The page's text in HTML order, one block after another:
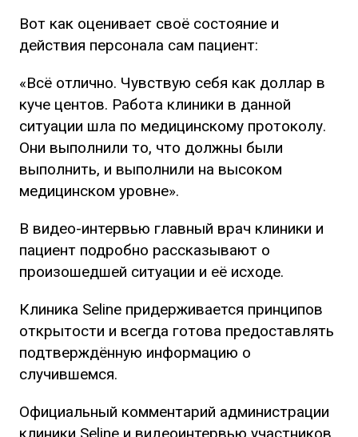
Вот как оценивает своё состояние и
действия персонала сам пациент:
«Всё отлично. Чувствую себя как доллар в
куче центов. Работа клиники в данной
ситуации шла по медицинскому протоколу.
Они выполнили то, что должны были
выполнить, и выполнили на высоком
медицинском уровне».
В видео-интервью главный врач клиники и
пациент подробно рассказывают о
произошедшей ситуации и её исходе.
Клиника Seline придерживается принципов
открытости и всегда готова предоставлять
подтверждённую информацию о
случившемся.
Официальный комментарий администрации